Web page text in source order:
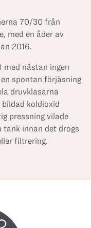
70/30 från
med en åder av
2016.
nästan ingen
spontan förjäsning
druvklasarna
koldioxid
pressning vilade
tank innan det drogs
filtrering.